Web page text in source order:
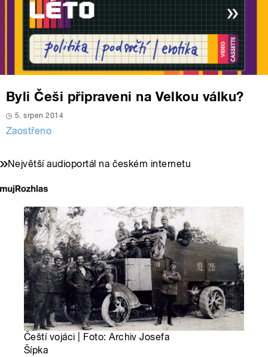
Byli Češi připraveni na Velkou válku?
5. srpen 2014
Zaostřeno
Největší audioportál na českém internetu
Čeští vojáci | Foto: Archiv Josefa
Šípka